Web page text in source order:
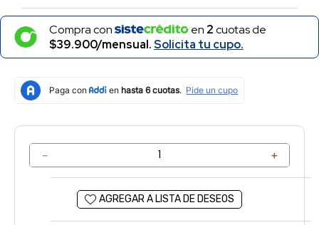
Compra con en 2cuotas de
$39.900/mensual.Solicita tu cupo.
＋
－